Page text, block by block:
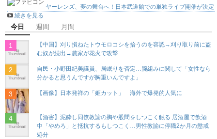
ヤーレンズ、夢の舞台へ！日本武道館での単独ライブ開催が決定
続きを見る
今日 週間 月間
【中国】刈り損ねたトウモロコシを拾うのを容認→刈り取り前に盗
む奴が続出→農家が花火で攻撃
自民・小野田紀美議員、居眠りを否定…腕組みに関して「女性なら
分かると思うんですが胸重いんですよ」
【画像】日本発祥の「姫カット」 海外で爆発的人気に
【酒害】泥酔し同僚教諭の胸や股間をしつこく触る 居酒屋で飲酒
中「やめろ」と抵抗するもしつこく…男性教諭に停職2か月の懲戒
処分